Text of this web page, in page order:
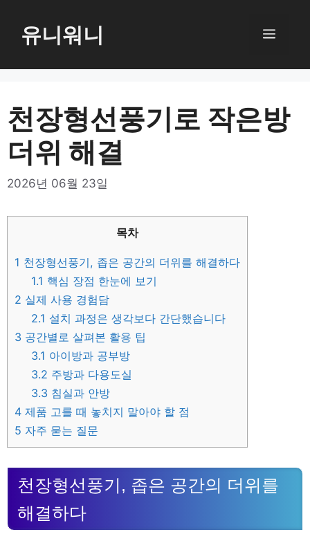
로
뛰
기
유니워니 메
천장형선풍기로 작은방
더위 해결
2026년 06월 23일
목차
1 천장형선풍기, 좁은 공간의 더위를 해결하다
1.1 핵심 장점 한눈에 보기
2 실제 사용 경험담
2.1 설치 과정은 생각보다 간단했습니다
3 공간별로 살펴본 활용 팁
3.1 아이방과 공부방
3.2 주방과 다용도실
3.3 침실과 안방
4 제품 고를 때 놓치지 말아야 할 점
5 자주 묻는 질문
천장형선풍기, 좁은 공간의 더위를
해결하다